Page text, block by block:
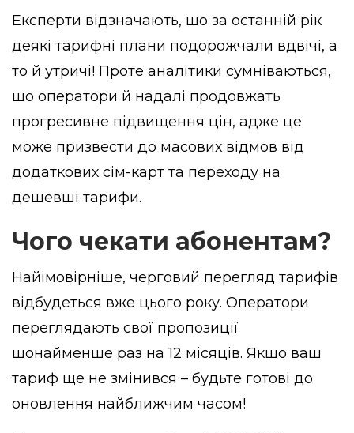
Експерти відзначають, що за останній рік
деякі тарифні плани подорожчали вдвічі, а
то й утричі! Проте аналітики сумніваються,
що оператори й надалі продовжать
прогресивне підвищення цін, адже це
може призвести до масових відмов від
додаткових сім-карт та переходу на
дешевші тарифи.
Чого чекати абонентам?
Найімовірніше, черговий перегляд тарифів
відбудеться вже цього року. Оператори
переглядають свої пропозиції
щонайменше раз на 12 місяців. Якщо ваш
тариф ще не змінився – будьте готові до
оновлення найближчим часом!